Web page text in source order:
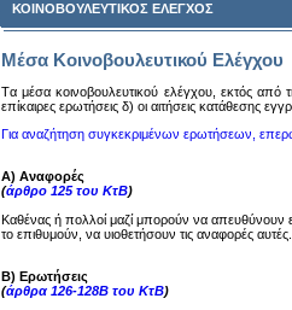
ΚΟΙΝΟΒΟΥΛΕΥΤΙΚΟΣ ΕΛΕΓΧΟΣ
Μέσα Κοινοβουλευτικού Ελέγχου
Tα μέσα κoινoβoυλευτικoύ ελέγχoυ, εκτός από
επίκαιρες ερωτήσεις δ) oι αιτήσεις κατάθεσης
Για αναζήτηση συγκεκριμένων ερωτήσεων,
Α) Αναφορές
(άρθρο 125 του ΚτΒ)
Καθένας ή πολλοί μαζί μπορούν να
το επιθυμούν, να υιοθετήσουν τις αναφορές
Β) Ερωτήσεις
(άρθρα 126-128Β του ΚτΒ)